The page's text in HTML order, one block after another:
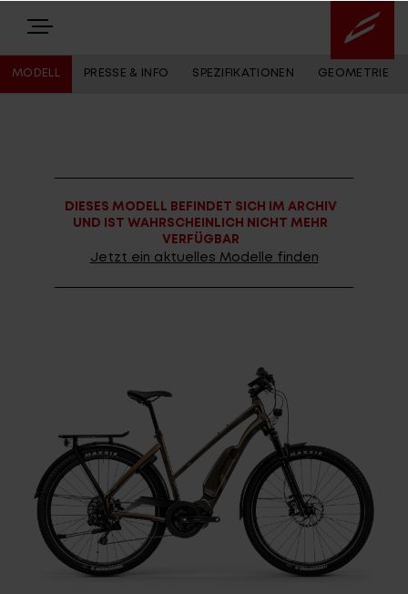
EQUIPMENT
Über uns
Service
Stories
Partner
MODELL PRESSE & INFO SPEZIFIKATIONEN GEOMETRIE
DIESES MODELL BEFINDET SICH IM ARCHIV
UND IST WAHRSCHEINLICH NICHT MEHR
VERFÜGBAR
Jetzt ein aktuelles Modelle finden